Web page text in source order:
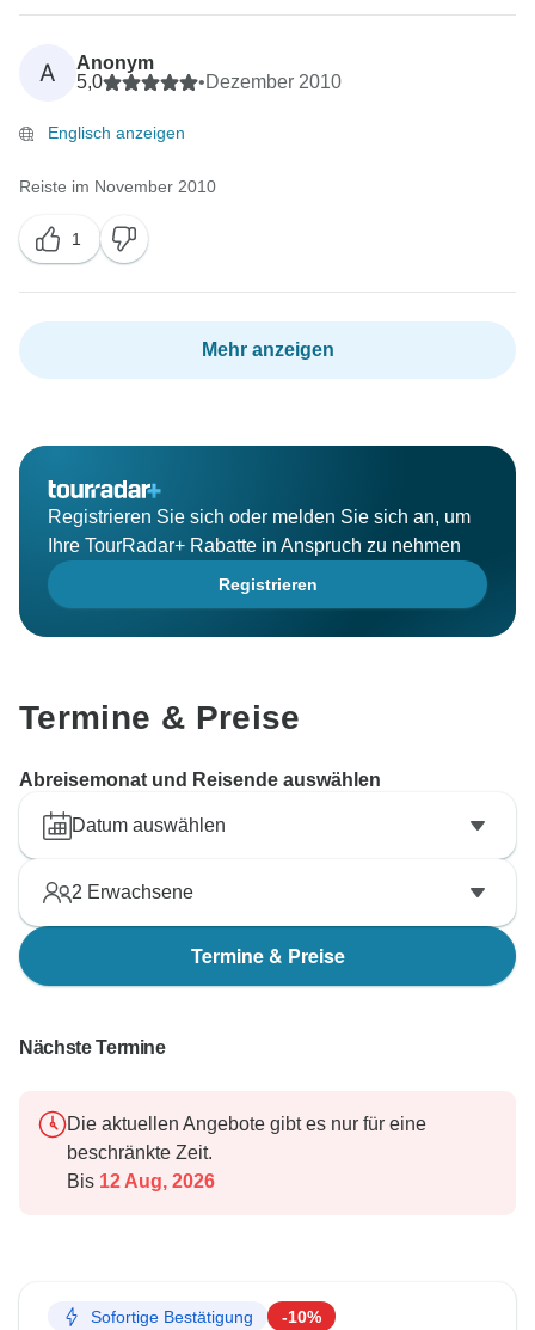
A
Anonym
5,0
•Dezember 2010
Englisch anzeigen
Reiste im November 2010
1
Mehr anzeigen
Registrieren Sie sich oder melden Sie sich an, um
Ihre TourRadar+ Rabatte in Anspruch zu nehmen
Registrieren
Termine & Preise
Abreisemonat und Reisende auswählen
Datum auswählen
2 Erwachsene
Termine & Preise
Nächste Termine
Die aktuellen Angebote gibt es nur für eine
beschränkte Zeit.
Bis 12 Aug, 2026
Sofortige Bestätigung -10%